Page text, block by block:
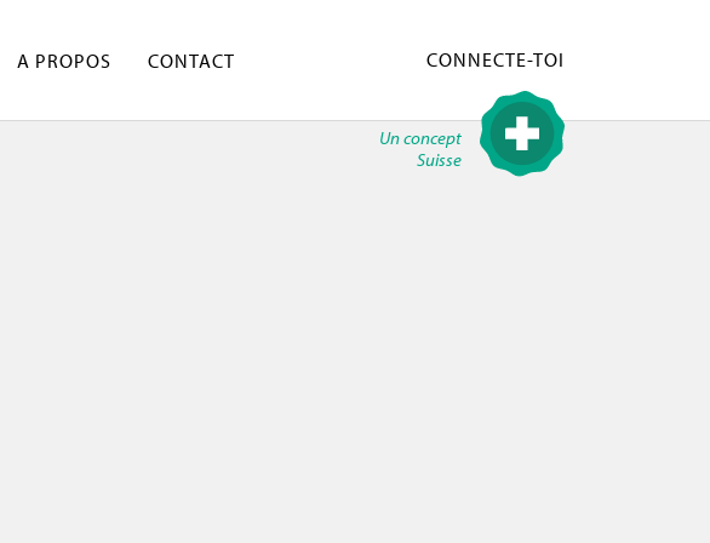
A PROPOS CONTACT CONNECTE-TOI
Un concept
Suisse